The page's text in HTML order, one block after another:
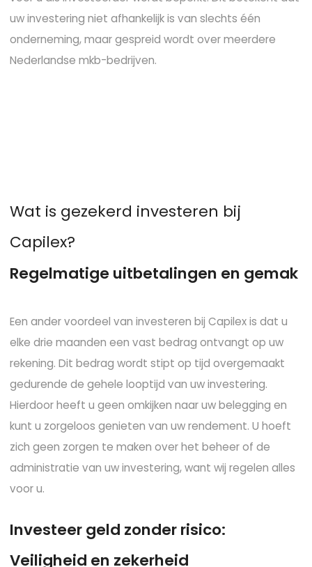
uw investering niet afhankelijk is van slechts één
onderneming, maar gespreid wordt over meerdere
Nederlandse mkb-bedrijven.
Wat is gezekerd investeren bij
Capilex?
Regelmatige uitbetalingen en gemak
Een ander voordeel van investeren bij Capilex is dat u
elke drie maanden een vast bedrag ontvangt op uw
rekening. Dit bedrag wordt stipt op tijd overgemaakt
gedurende de gehele looptijd van uw investering.
Hierdoor heeft u geen omkijken naar uw belegging en
kunt u zorgeloos genieten van uw rendement. U hoeft
zich geen zorgen te maken over het beheer of de
administratie van uw investering, want wij regelen alles
voor u.
Investeer geld zonder risico:
Veiligheid en zekerheid